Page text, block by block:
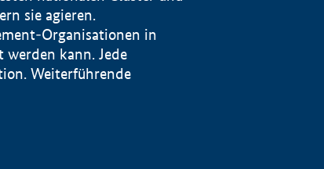
sie agieren.
Organisationen in
kann. Jede
Weiterführende